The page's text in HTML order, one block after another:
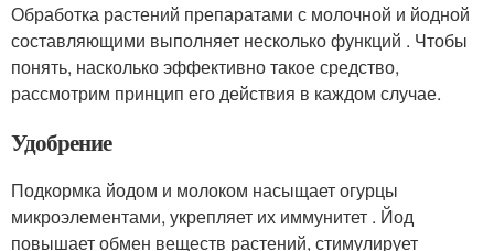
Обработка растений препаратами с молочной и йодной
составляющими выполняет несколько функций . Чтобы
понять, насколько эффективно такое средство,
рассмотрим принцип его действия в каждом случае.
Удобрение
Подкормка йодом и молоком насыщает огурцы
микроэлементами, укрепляет их иммунитет . Йод
повышает обмен веществ растений, стимулирует